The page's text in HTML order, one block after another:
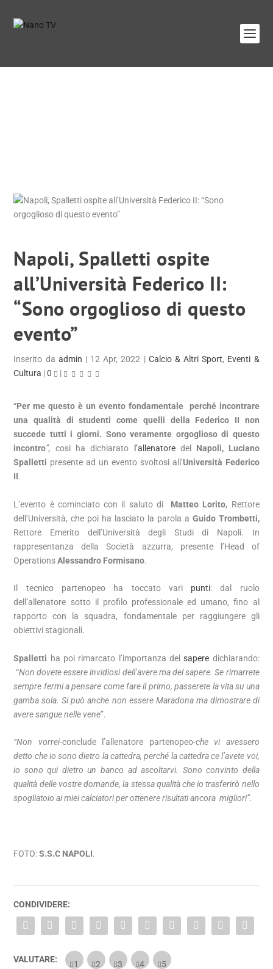
Napoli, Spalletti ospite
all’Università Federico II:
“Sono orgoglioso di questo
evento”
Inserito da admin | 12 Apr, 2022 | Calcio & Altri Sport, Eventi &
Cultura |0 |
“Per me questo è un evento fondamentale perché incontrare
una qualità di studenti come quelli della Federico II non
succede tutti i giorni. Sono veramente orgoglioso di questo
incontro”,cosi ha dichiarato l’allenatoredel Napoli, Luciano
Spalletti presente ad un evento svoltosi all’Università Federico
II.
L’evento è cominciato con il saluto di Matteo Lorito, Rettore
dell’Università, che poi ha lasciato la parola a Guido Trombetti,
Rettore Emerito dell’Università degli Studi di Napoli. In
rappresentanza della Società azzurra, presente l’Head of
OperationsAlessandro Formisano.
Il tecnico partenopeo ha toccato vari punti: dal ruolo
dell’allenatore sotto il profilo professionale ed umano, fino al
rapporto con la squadra, fondamentale per raggiungere gli
obiettivi stagionali.
Spalletti ha poi rimarcato l’importanza delsapere dichiarando:
“Non dovete essere invidiosi dell’avere ma del sapere. Se rimarrete
sempre fermi a pensare come fare il primo, passerete la vita su una
gamba sola. Si può anche non essere Maradona ma dimostrare di
avere sangue nelle vene”.
“Non vorrei-conclude l’allenatore partenopeo-che vi avessero
detto che io sono dietro la cattedra, perché la cattedra ce l’avete voi,
io sono qui dietro un banco ad ascoltarvi. Sono convinto della
qualità delle vostre domande, la stessa qualità che io trasferirò nello
spogliatoio ai miei calciatori per ottenere risultati ancora migliori”.
FOTO:S.S.C NAPOLI.
CONDIVIDERE:
VALUTARE: